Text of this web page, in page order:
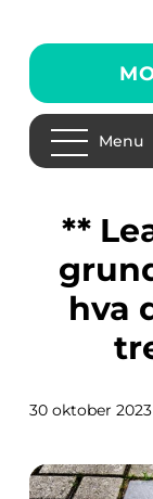
Menu
**
hva
30 oktober 2023